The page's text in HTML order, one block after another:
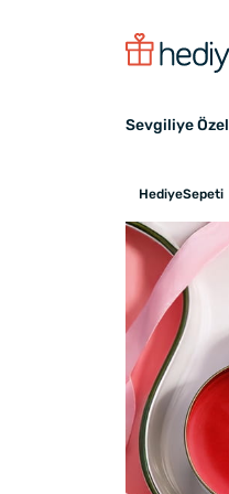
Sevgiliye Özel
HediyeSepeti